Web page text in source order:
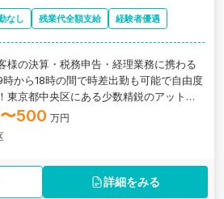
なし 残業代全額支給 経験者優遇
様の決算・税務申告・経理業務に携わる
から18時の間で時差出勤も可能で自由度
東京都中央区にある少数精鋭のアットホ
です。
500 万円
詳細をみる